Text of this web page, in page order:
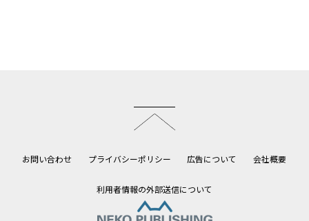
お問い合わせ プライバシーポリシー 広告について 会社概要
利用者情報の外部送信について